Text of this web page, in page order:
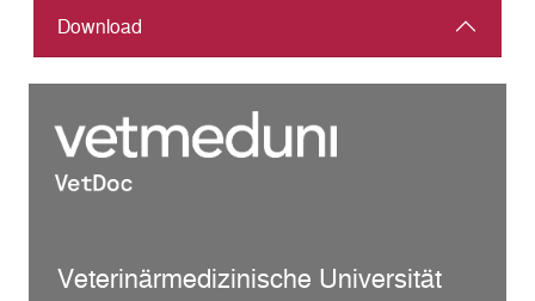
Download
Veterinärmedizinische Universität